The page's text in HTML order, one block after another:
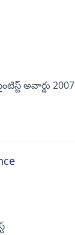
అవార్డు 2007